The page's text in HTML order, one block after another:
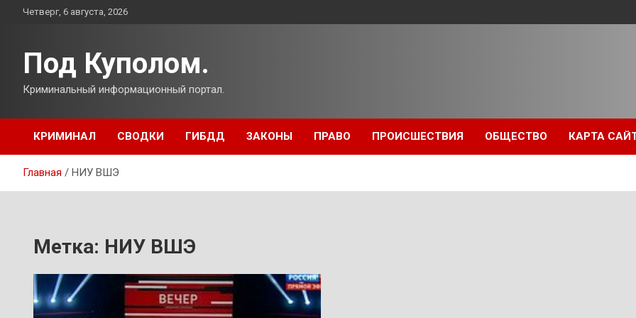
ПерейтиЧетверг, 6 августа, 2026
Под Куполом.
Криминальный информационный портал.
КРИМИНАЛ СВОДКИ ГИБДД ЗАКОНЫ ПРАВО ПРОИСШЕСТВИЯ ОБЩЕСТВО КАРТА
Главная НИУ ВШЭ
Метка: НИУ ВШЭ